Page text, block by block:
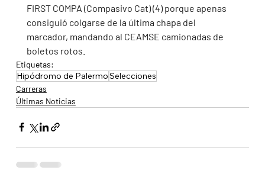
FIRST COMPA (Compasivo Cat) (4) porque apenas
consiguió colgarse de la última chapa del
marcador, mandando al CEAMSE camionadas de
boletos rotos.
Etiquetas:
Hipódromo de PalermoSelecciones
Carreras
Últimas Noticias